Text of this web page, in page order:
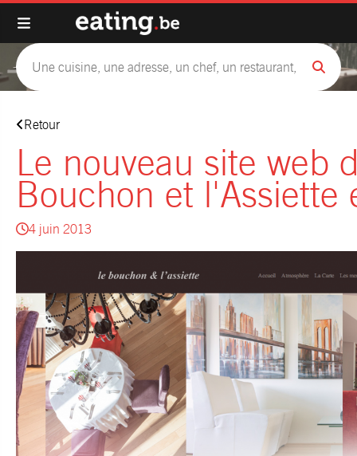
Retour
Le nouveau site web
Bouchon et l'Assiette
4 juin 2013